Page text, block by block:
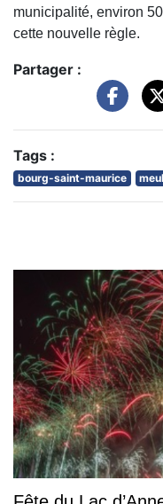
municipalité, environ
cette nouvelle règle.
Partager :
Tags :
bourg-saint-maurice